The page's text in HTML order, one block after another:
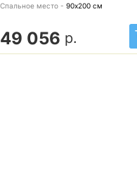
Спальное место - 90х200 см
49 056 р.